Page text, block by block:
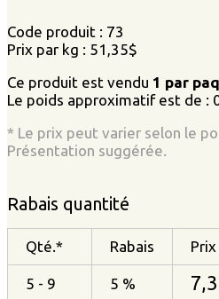
Code produit : 73
Prix par kg : 51,35$
Ce produit est vendu 1 par
Le poids approximatif est de :
* Le prix peut varier selon le
Présentation suggérée.
Rabais quantité
Qté.* Rabais Prix
5 - 9 5 %